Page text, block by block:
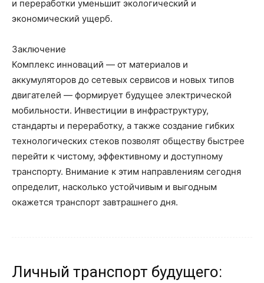
и переработки уменьшит экологический и
экономический ущерб.
Заключение
Комплекс инноваций — от материалов и
аккумуляторов до сетевых сервисов и новых типов
двигателей — формирует будущее электрической
мобильности. Инвестиции в инфраструктуру,
стандарты и переработку, а также создание гибких
технологических стеков позволят обществу быстрее
перейти к чистому, эффективному и доступному
транспорту. Внимание к этим направлениям сегодня
определит, насколько устойчивым и выгодным
окажется транспорт завтрашнего дня.
Личный транспорт будущего: